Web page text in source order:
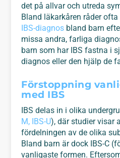
det på allvar och utreda
Bland läkarkåren råder
IBS-diagnos bland barn
missa andra, farliga
barn som har IBS fastna i
diagnos eller den hjälp de
Förstoppning
med IBS
IBS delas in i olika
M, IBS-U), där studier visar
fördelningen av de olika
Bland barn är dock IBS-C
vanligaste formen.